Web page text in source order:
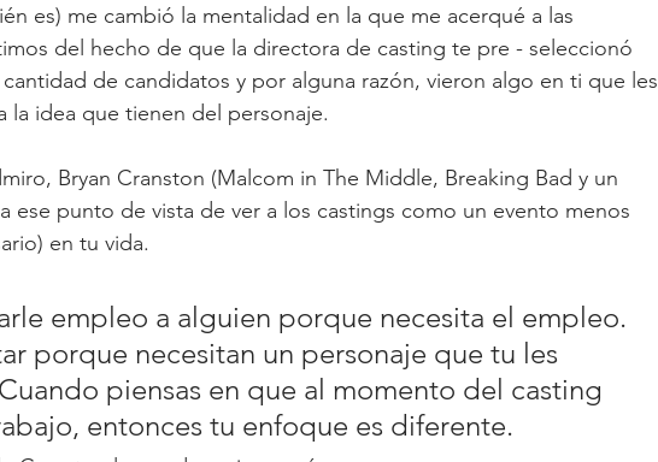
es) me cambió la mentalidad en la que me acerqué a las
del hecho de que la directora de casting te pre - seleccionó
de candidatos y por alguna razón, vieron algo en ti que les
la idea que tienen del personaje.
Bryan Cranston (Malcom in The Middle, Breaking Bad y un
ese punto de vista de ver a los castings como un evento menos
en tu vida.
empleo a alguien porque necesita el empleo.
porque necesitan un personaje que tu les
piensas en que al momento del casting
entonces tu enfoque es diferente.